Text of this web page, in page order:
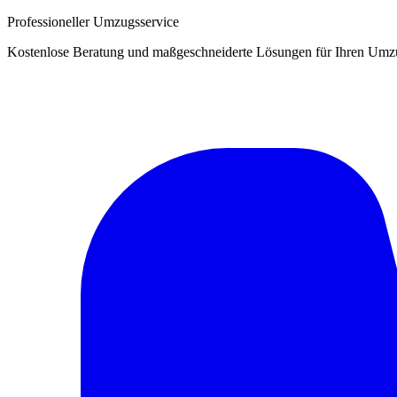
Professioneller Umzugsservice
Kostenlose Beratung und maßgeschneiderte Lösungen für Ihren